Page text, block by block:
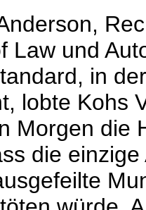
Law und
in
lobte Kohs
Morgen die
die